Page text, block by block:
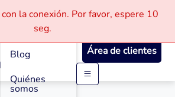
la conexión. Por favor, espere 10
seg.
Cómo
Funciona
Blog
Quiénes
somos
Área de clientes